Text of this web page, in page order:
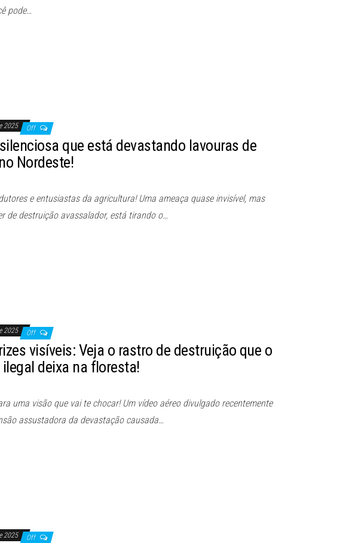
pode…
2025 Off
que está devastando lavouras de
Nordeste!
e entusiastas da agricultura! Uma ameaça quase invisível, mas
de destruição avassalador, está tirando o…
2025 Off
visíveis: Veja o rastro de destruição que o
deixa na floresta!
uma visão que vai te chocar! Um vídeo aéreo divulgado recentemente
assustadora da devastação causada…
2025 Off